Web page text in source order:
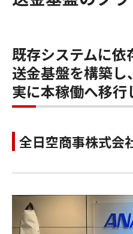
既存システムに依
送金基盤を構築
実に本稼働へ移行
全日空商事株式会